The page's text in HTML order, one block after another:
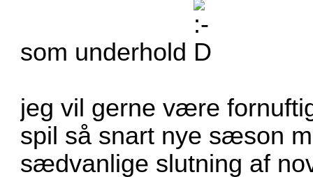
som underhold
jeg vil gerne være
spil så snart nye sæson
sædvanlige slutning af